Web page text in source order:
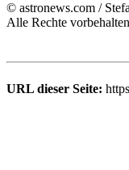
© astronews.com /
Alle Rechte
URL dieser Seite: